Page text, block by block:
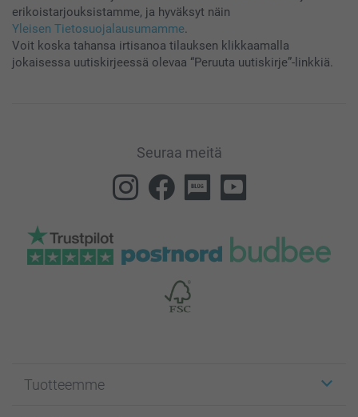
erikoistarjouksistamme, ja hyväksyt näin
Yleisen Tietosuojalausumamme.
Voit koska tahansa irtisanoa tilauksen klikkaamalla
jokaisessa uutiskirjeessä olevaa “Peruuta uutiskirje”-linkkiä.
Seuraa meitä
Tuotteemme